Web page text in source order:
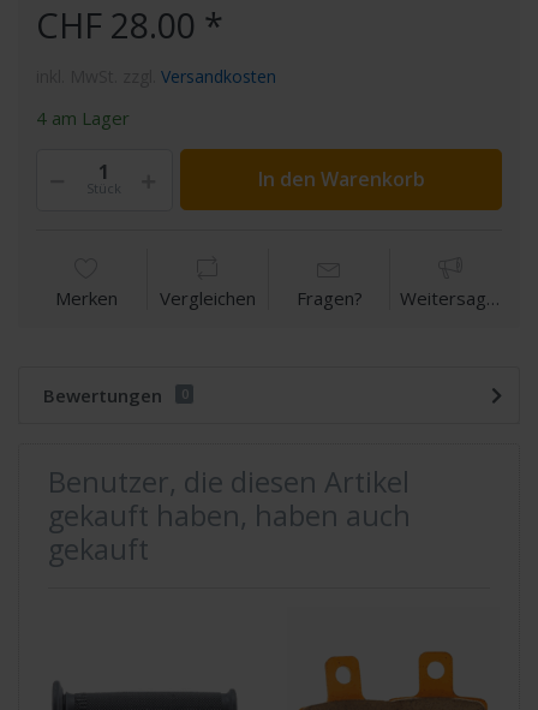
CHF 28.00 *
Versandkosten
4 am Lager
Stück In den Warenkorb
Merken Vergleichen Fragen? Weitersagen
Bewertungen 0
Benutzer, die diesen Artikel
gekauft haben, haben auch
gekauft